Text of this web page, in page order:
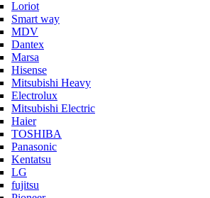
Loriot
Smart way
MDV
Dantex
Marsa
Hisense
Mitsubishi Heavy
Electrolux
Mitsubishi Electric
Haier
TOSHIBA
Panasonic
Kentatsu
LG
fujitsu